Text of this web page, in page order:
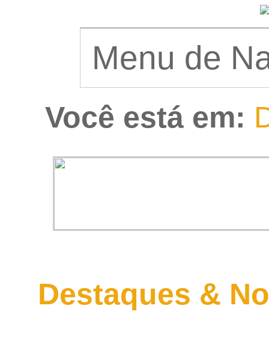
Você está em:
Destaques &